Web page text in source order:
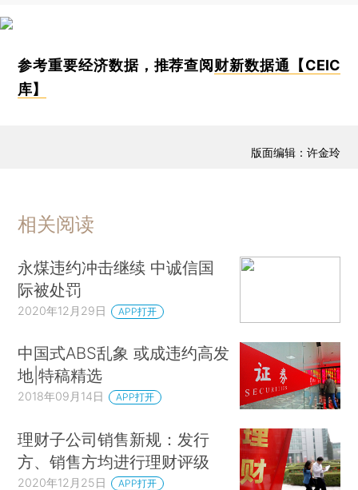
参考重要经济数据，推荐查阅 财新数据通【CEIC
库】
版面编辑：许金玲
相关阅读
永煤违约冲击继续 中诚信国
际被处罚
2020年12月29日 APP打开
中国式ABS乱象 或成违约高发
地|特稿精选
2018年09月14日 APP打开
理财子公司销售新规：发行
方、销售方均进行理财评级
2020年12月25日 APP打开